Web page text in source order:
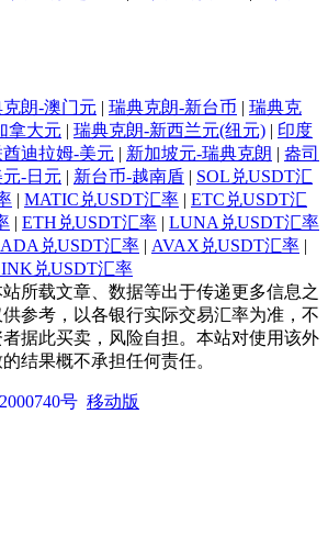
朗-澳门元 | 瑞典克朗-新台币 | 瑞典克
拿大元 | 瑞典克朗-新西兰元(纽元) | 印度
酋迪拉姆-美元 | 新加坡元-瑞典克朗 | 盎司
元-日元 | 新台币-越南盾 | SOL兑USDT汇
| MATIC兑USDT汇率 | ETC兑USDT汇
| ETH兑USDT汇率 | LUNA兑USDT汇率
ADA兑USDT汇率 | AVAX兑USDT汇率 |
兑USDT汇率
所载文章、数据等出于传递更多信息之
参考，以各银行实际交易汇率为准，不
据此买卖，风险自担。本站对使用该外
结果概不承担任何责任。
号 移动版